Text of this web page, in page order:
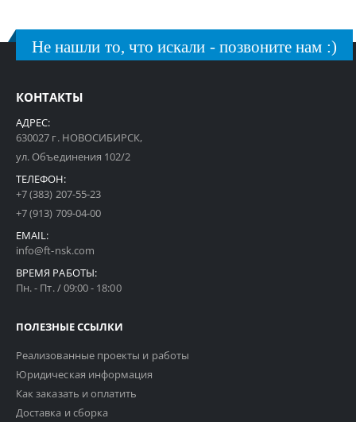
Не нашли то, что искали - позвоните нам :)
КОНТАКТЫ
АДРЕС:
630027 г. НОВОСИБИРСК,
ул. Объединения 102/2
ТЕЛЕФОН:
+7 (383) 207-55-23
+7 (913) 709-04-00
EMAIL:
info@ft-nsk.com
ВРЕМЯ РАБОТЫ:
Пн. - Пт. / 09:00 - 18:00
ПОЛЕЗНЫЕ ССЫЛКИ
Реализованные проекты и работы
Юридическая информация
Как заказать и оплатить
Доставка и сборка